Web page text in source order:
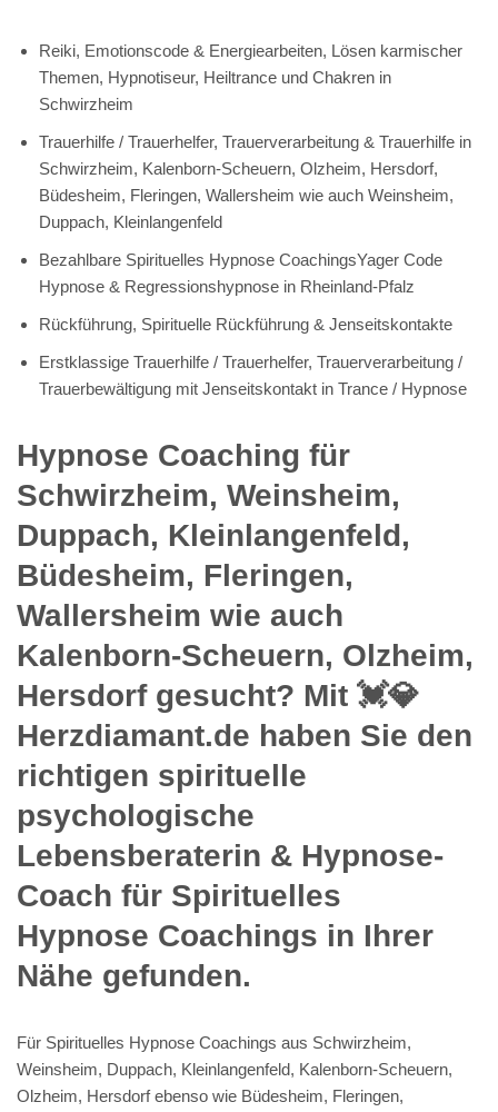
Reiki, Emotionscode & Energiearbeiten, Lösen karmischer
Themen, Hypnotiseur, Heiltrance und Chakren in
Schwirzheim
Trauerhilfe / Trauerhelfer, Trauerverarbeitung & Trauerhilfe in
Schwirzheim, Kalenborn-Scheuern, Olzheim, Hersdorf,
Büdesheim, Fleringen, Wallersheim wie auch Weinsheim,
Duppach, Kleinlangenfeld
Bezahlbare Spirituelles Hypnose CoachingsYager Code
Hypnose & Regressionshypnose in Rheinland-Pfalz
Rückführung, Spirituelle Rückführung & Jenseitskontakte
Erstklassige Trauerhilfe / Trauerhelfer, Trauerverarbeitung /
Trauerbewältigung mit Jenseitskontakt in Trance / Hypnose
Hypnose Coaching für
Schwirzheim, Weinsheim,
Duppach, Kleinlangenfeld,
Büdesheim, Fleringen,
Wallersheim wie auch
Kalenborn-Scheuern, Olzheim,
Hersdorf gesucht? Mit 💓️💎
Herzdiamant.de haben Sie den
richtigen spirituelle
psychologische
Lebensberaterin & Hypnose-
Coach für Spirituelles
Hypnose Coachings in Ihrer
Nähe gefunden.
Für Spirituelles Hypnose Coachings aus Schwirzheim,
Weinsheim, Duppach, Kleinlangenfeld, Kalenborn-Scheuern,
Olzheim, Hersdorf ebenso wie Büdesheim, Fleringen,